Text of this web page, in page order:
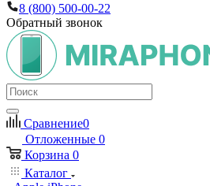
8 (800) 500-00-22
Обратный звонок
Сравнение0
Отложенные 0
Корзина 0
Каталог